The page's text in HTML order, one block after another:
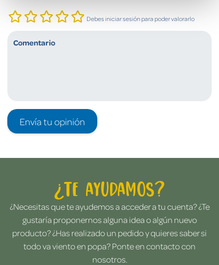
Debes iniciar sesión para poder valorarlo
Envía tu opinión
¿Te ayudamos?
¿Necesitas que te ayudemos a acceder a tu cuenta? ¿Te
gustaría proponernos alguna idea o algún nuevo
producto? ¿Has realizado un pedido y quieres saber si
todo va viento en popa? Ponte en contacto con
nosotros.